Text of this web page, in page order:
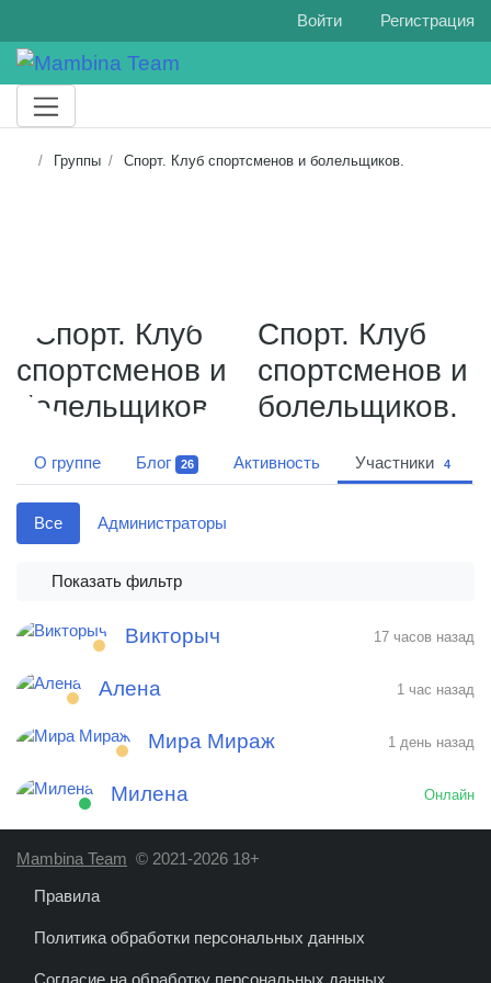
Войти Регистрация
Группы Спорт. Клуб спортсменов и болельщиков.
Спорт. Клуб
спортсменов и
болельщиков.
О группе Блог 26 Активность Участники 4
Все Администраторы
Показать фильтр
Викторыч 17 часов назад
Алена 1 час назад
Мира Мираж 1 день назад
Милена Онлайн
Mambina Team © 2021-2026 18+
Правила
Политика обработки персональных данных
Согласие на обработку персональных данных